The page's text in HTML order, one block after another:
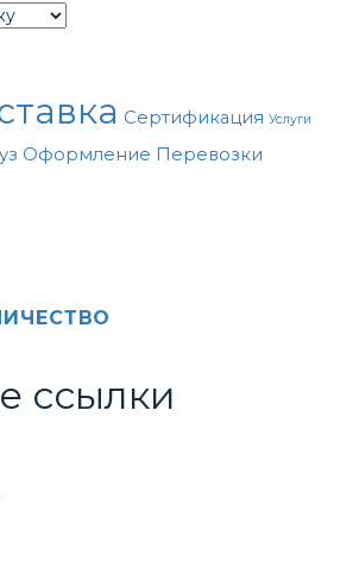
Сертификация Услуги
Оформление Перевозки
ссылки